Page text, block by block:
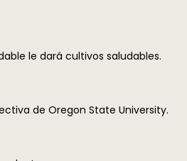
le dará cultivos saludables.
de Oregon State University.